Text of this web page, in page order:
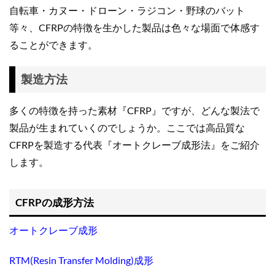
自転車・カヌー・ドローン・ラジコン・野球のバット
等々、CFRPの特徴を生かした製品は色々な場面で体感す
ることができます。
製造方法
多くの特徴を持った素材『CFRP』ですが、どんな製法で
製品が生まれていくのでしょうか。ここでは高品質な
CFRPを製造する代表『オートクレーブ成形法』をご紹介
します。
CFRPの成形方法
オートクレーブ成形
RTM(Resin Transfer Molding)成形